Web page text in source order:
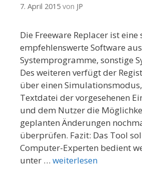
7. April 2015 von JP
Die Freeware Replacer ist eine
empfehlenswerte Software
Systemprogramme, sonstige
Des weiteren verfügt der
über einen
Textdatei der vorgesehenen
und dem Nutzer die
geplanten Änderungen
überprüfen. Fazit: Das Tool
Computer-Experten bedient
unter … weiterlesen